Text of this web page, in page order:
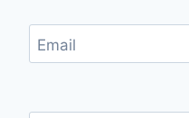
Email